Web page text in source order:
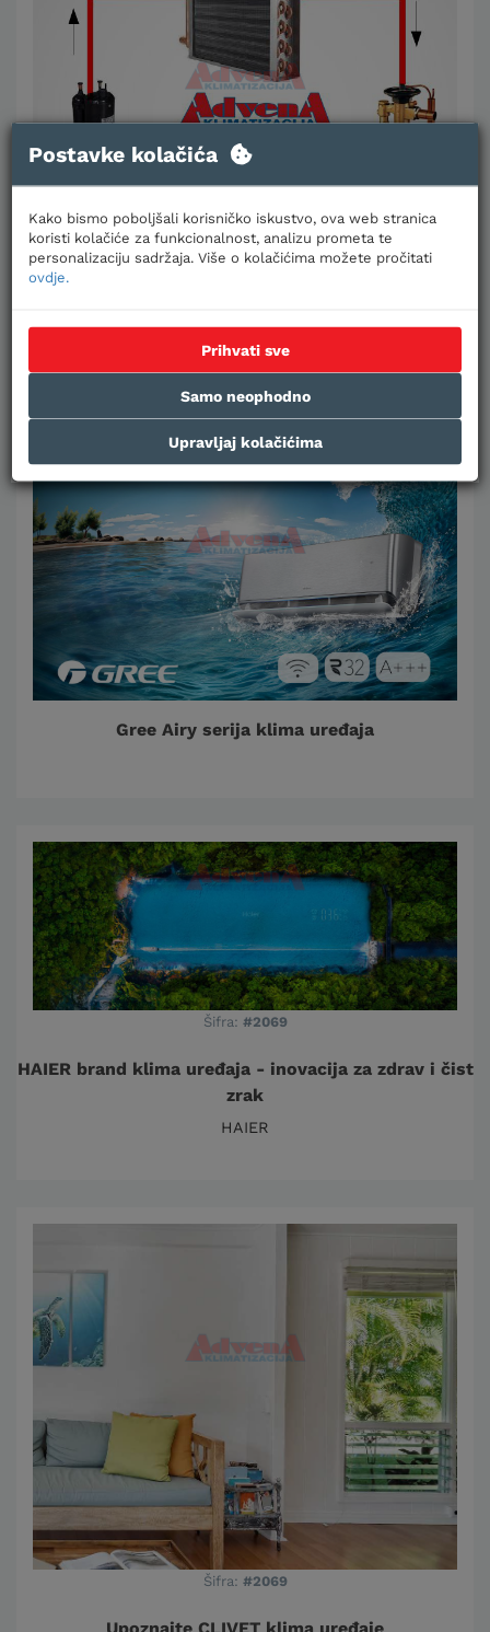
Gree Airy serija klima uređaja
Šifra: #2069
HAIER brand klima uređaja - inovacija za zdrav i čist
zrak
HAIER
Šifra: #2069
Postavke kolačića
Kako bismo poboljšali korisničko iskustvo, ova web stranica
koristi kolačiće za funkcionalnost, analizu prometa te
personalizaciju sadržaja. Više o kolačićima možete pročitati
ovdje.
Prihvati sve
Samo neophodno
Upravljaj kolačićima